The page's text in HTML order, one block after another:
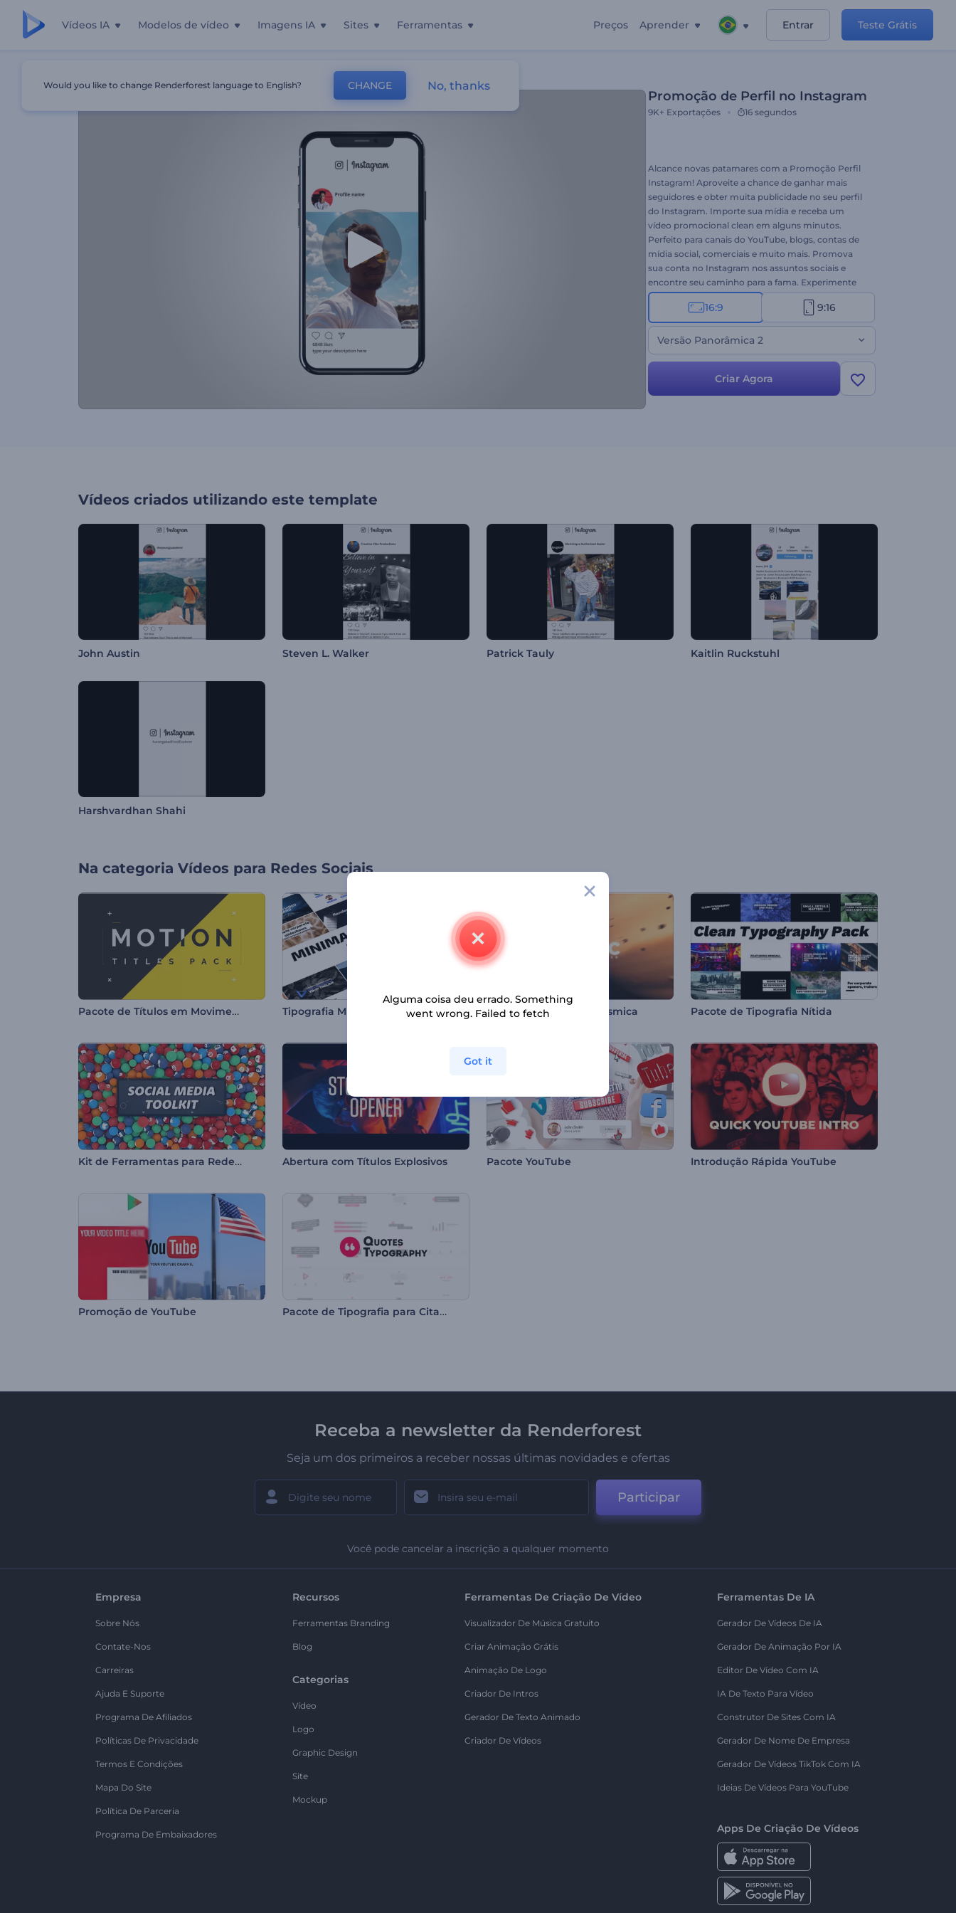
Vídeos IA Modelos de vídeo Imagens IA Sites Ferramentas Preços Aprender Entrar Teste Grátis
Promoção de Perfil no Instagram
9K+ Exportações 16 segundos
Alcance novas patamares com a Promoção Perfil
Instagram! Aproveite a chance de ganhar mais
seguidores e obter muita publicidade no seu perfil
do Instagram. Importe sua mídia e receba um
vídeo promocional clean em alguns minutos.
Perfeito para canais do YouTube, blogs, contas de
mídia social, comerciais e muito mais. Promova
sua conta no Instagram nos assuntos sociais e
encontre seu caminho para a fama. Experimente
essa versão(1) hoje!
16:9 9:16
Versão Panorâmica 2
Criar Agora
Vídeos criados utilizando este template
John Austin Steven L. Walker Patrick Tauly Kaitlin Ruckstuhl
Harshvardhan Shahi
Na categoria Vídeos para Redes Sociais
Pacote de Títulos em Movimento Tipografia Minimalista para Redes Sociais Teaser de Tipografia Cósmica Pacote de Tipografia Nítida
Kit de Ferramentas para Redes Sociais Abertura com Títulos Explosivos Pacote YouTube Introdução Rápida YouTube
Promoção de YouTube Pacote de Tipografia para Citações
Receba a newsletter da Renderforest
Seja um dos primeiros a receber nossas últimas novidades e ofertas
Participar
Você pode cancelar a inscrição a qualquer momento
Empresa
Sobre Nós
Contate-Nos
Carreiras
Ajuda E Suporte
Programa De Afiliados
Políticas De Privacidade
Termos E Condições
Mapa Do Site
Política De Parceria
Programa De Embaixadores
Recursos
Ferramentas Branding
Blog
Categorias
Vídeo
Logo
Graphic Design
Site
Mockup
Ferramentas De Criação De Vídeo
Visualizador De Música Gratuito
Criar Animação Grátis
Animação De Logo
Criador De Intros
Gerador De Texto Animado
Criador De Vídeos
Ferramentas De IA
Gerador De Vídeos De IA
Gerador De Animação Por IA
Editor De Vídeo Com IA
IA De Texto Para Vídeo
Construtor De Sites Com IA
Gerador De Nome De Empresa
Gerador De Vídeos TikTok Com IA
Ideias De Vídeos Para YouTube
Apps De Criação De Vídeos
Would you like to change Renderforest language to English? CHANGE No, thanks
Alguma coisa deu errado. Something
went wrong. Failed to fetch
Got it